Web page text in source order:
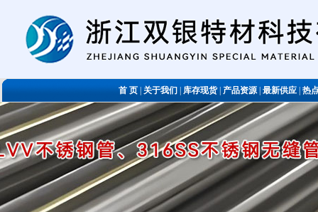
首 页关于我们库存现货|产品资源|最新供应|热